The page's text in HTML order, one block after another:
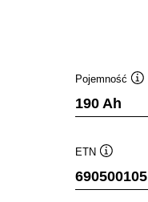
Pojemność
190 Ah
ETN
690500105